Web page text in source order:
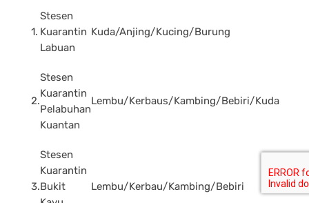
1.
Stesen
Kuarantin
Labuan
Kuda/Anjing/Kucing/Burung
2.
Stesen
Kuarantin
Pelabuhan
Kuantan
Lembu/Kerbaus/Kambing/Bebiri/Kuda
3.
Stesen
Kuarantin
Bukit
Lembu/Kerbau/Kambing/Bebiri